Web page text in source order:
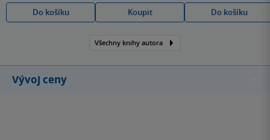
Do košíku
Koupit
Do košíku
Všechny knihy autora
Vývoj ceny